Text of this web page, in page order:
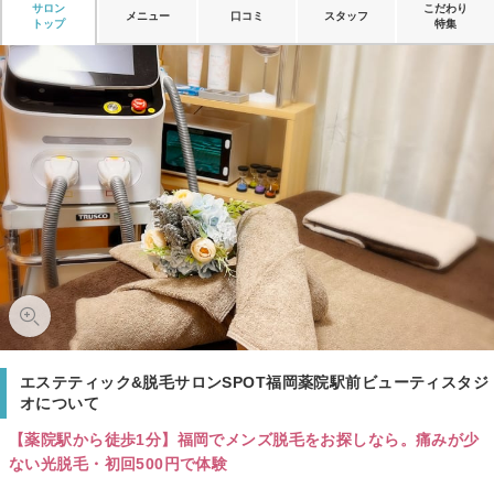
サロン
トップ
メニュー 口コミ スタッフ
こだわり
特集
エステティック&脱毛サロンSPOT福岡薬院駅前ビューティスタジ
オについて
【薬院駅から徒歩1分】福岡でメンズ脱毛をお探しなら。痛みが少
ない光脱毛・初回500円で体験